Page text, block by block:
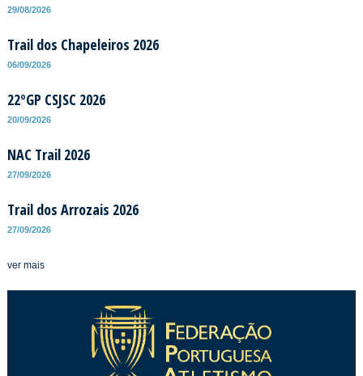
29/08/2026
Trail dos Chapeleiros 2026
06/09/2026
22ºGP CSJSC 2026
20/09/2026
NAC Trail 2026
27/09/2026
Trail dos Arrozais 2026
27/09/2026
ver mais